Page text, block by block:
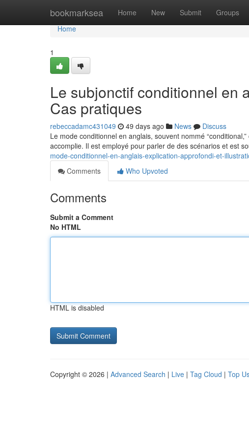
bookmarksea Home New Submit Groups
Home
Home
1
Le subjonctif conditionnel en
Cas pratiques
rebeccadamc431049 49 days ago News
Discuss
Le mode conditionnel en anglais, souvent nommé
accomplie. Il est employé pour parler de des scénarios et est
mode-conditionnel-en-anglais-explication-approfondi-et-
Comments
Who Upvoted
Comments
Submit a Comment
No HTML
HTML is disabled
Copyright © 2026 | Advanced Search | Live | Tag Cloud | Top